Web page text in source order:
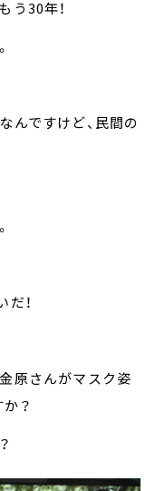
う30年！
んですけど、民間の
！
原さんがマスク姿
？